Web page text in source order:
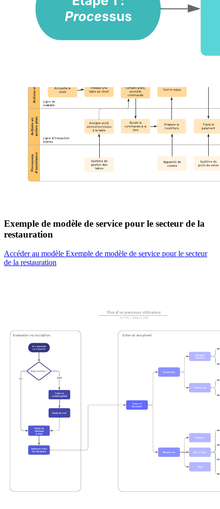
Exemple de modèle de service pour le secteur de la
restauration
Accéder au modèle Exemple de modèle de service pour le secteur
de la restauration